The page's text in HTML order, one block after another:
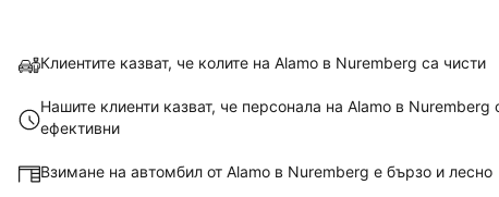
Клиентите казват, че колите на Alamo в Nuremberg са чисти
Нашите клиенти казват, че персонала на Alamo в Nuremberg
ефективни
Взимане на автомбил от Alamo в Nuremberg е бързо и лесно